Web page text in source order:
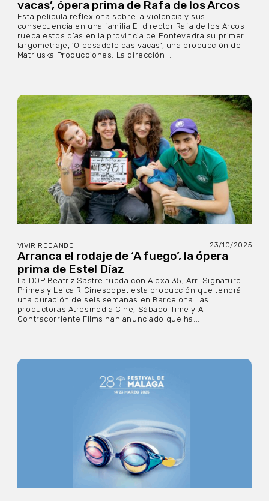
vacas’, ópera prima de Rafa de los Arcos
Esta película reflexiona sobre la violencia y sus
consecuencia en una familia El director Rafa de los Arcos
rueda estos días en la provincia de Pontevedra su primer
largometraje, ‘O pesadelo das vacas’, una producción de
Matriuska Producciones. La dirección...
VIVIR RODANDO 23/10/2025
Arranca el rodaje de ‘A fuego’, la ópera
prima de Estel Díaz
La DOP Beatriz Sastre rueda con Alexa 35, Arri Signature
Primes y Leica R Cinescope, esta producción que tendrá
una duración de seis semanas en Barcelona Las
productoras Atresmedia Cine, Sábado Time y A
Contracorriente Films han anunciado que ha...